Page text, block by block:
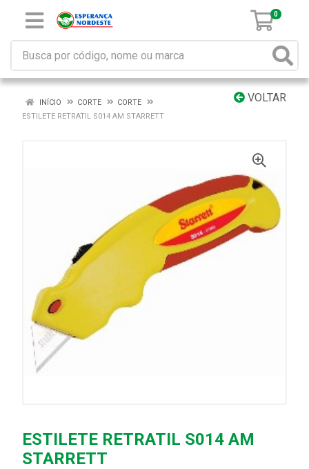
0
VOLTAR
INÍCIO CORTE
CORTE
ESTILETE RETRATIL S014 AM STARRETT
ESTILETE RETRATIL S014 AM
STARRETT